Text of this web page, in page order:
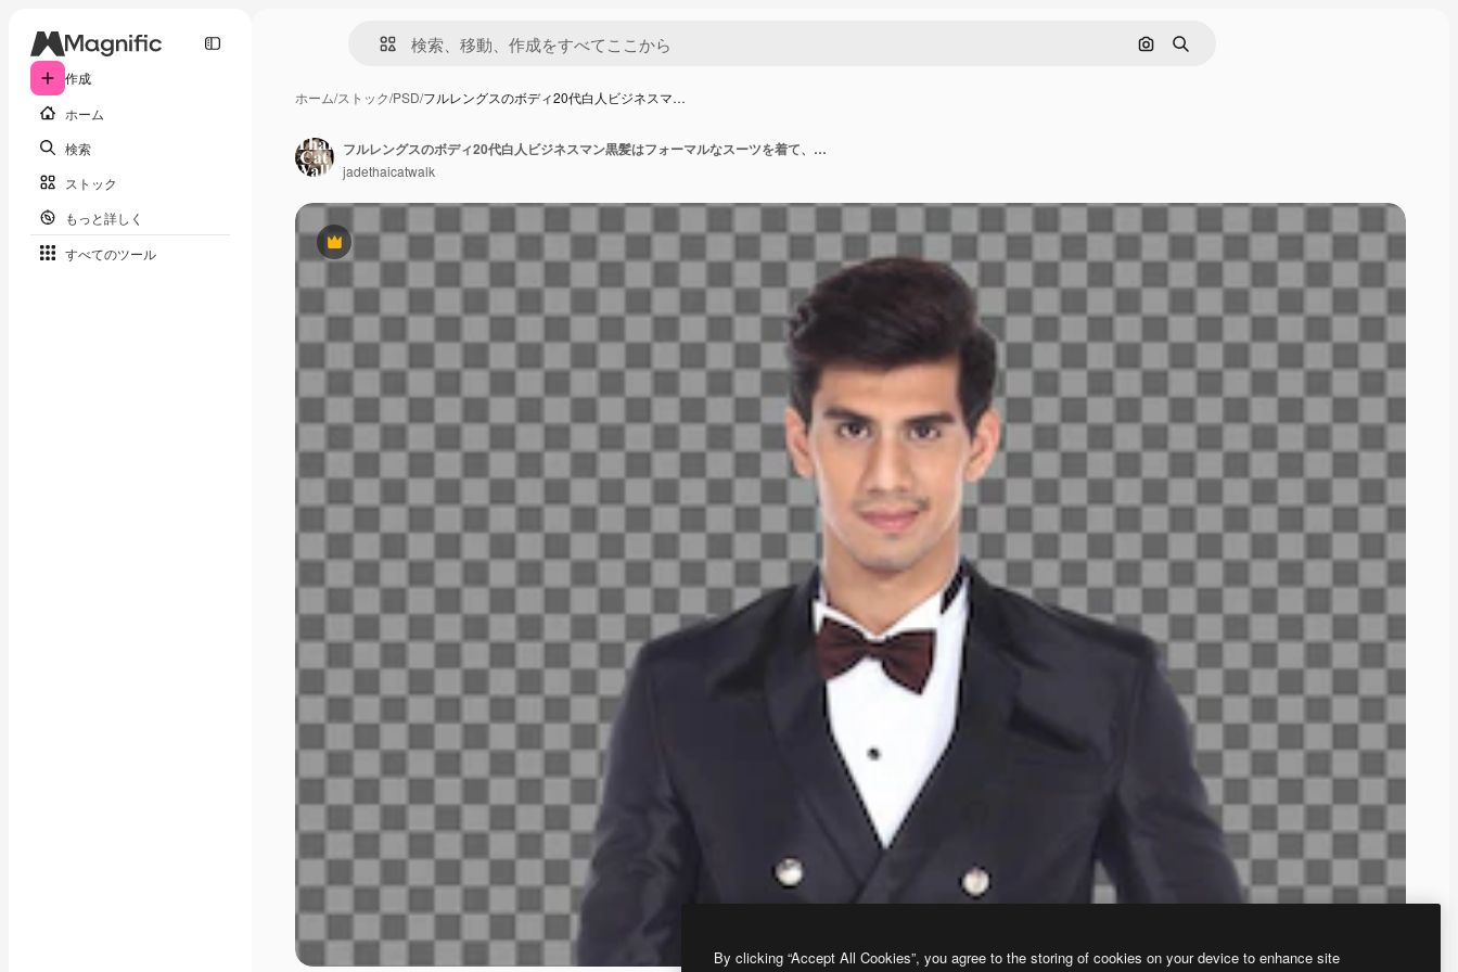
作成
ホーム
検索
ストック
もっと詳しく
すべてのツール
画像で検索
検索
ホーム/ストック/PSD/フルレングスのボディ20代白人ビジネスマ…
Premium
フルレングスのボディ20代白人ビジネスマン黒髪はフォーマルなスーツを着て、孤立した歩行をスタンドします。日焼けした肌の筋肉質の男性の立っている着用結婚式の花嫁花婿のドレス、白い背景
jadethaicatwalk
By clicking “Accept All Cookies”, you agree to the storing of cookies on your device to enhance site